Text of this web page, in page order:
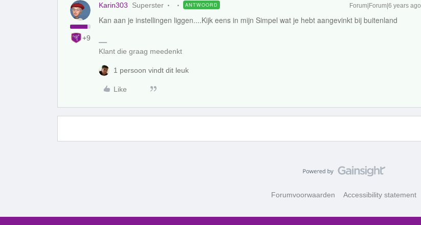
+9
Karin303 Superster ANTWOORD Forum|Forum|6 years ago
Kan aan je instellingen liggen....Kijk eens in mijn Simpel wat je hebt aangevinkt bij buitenland
Klant die graag meedenkt
1 persoon vindt dit leuk
Like
Forumvoorwaarden Accessibility statement